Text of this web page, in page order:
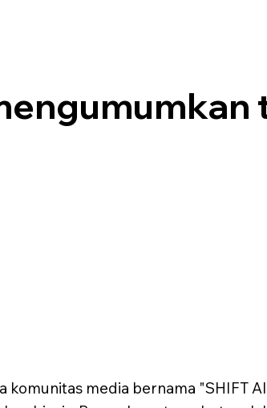
komunitas media bernama "SHIFT